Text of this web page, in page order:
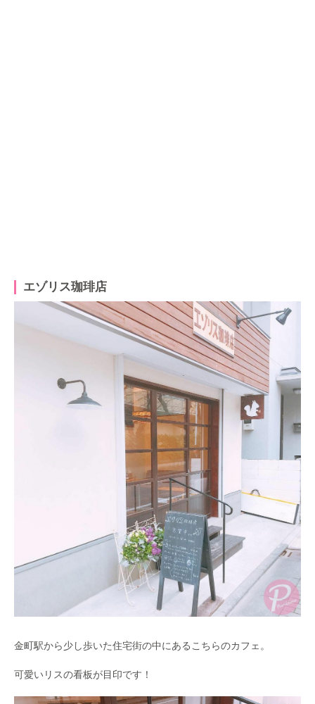
エゾリス珈琲店
金町駅から少し歩いた住宅街の中にあるこちらのカフェ。
可愛いリスの看板が目印です！